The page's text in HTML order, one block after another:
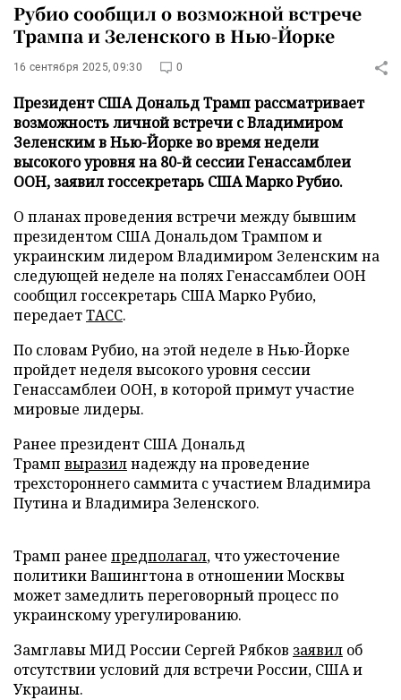
Рубио сообщил о возможной встрече
Трампа и Зеленского в Нью-Йорке
16 сентября 2025, 09:30 0
Президент США Дональд Трамп рассматривает
возможность личной встречи с Владимиром
Зеленским в Нью-Йорке во время недели
высокого уровня на 80-й сессии Генассамблеи
ООН, заявил госсекретарь США Марко Рубио.
О планах проведения встречи между бывшим
президентом США Дональдом Трампом и
украинским лидером Владимиром Зеленским на
следующей неделе на полях Генассамблеи ООН
сообщил госсекретарь США Марко Рубио,
передаетТАСС.
По словам Рубио, на этой неделе в Нью-Йорке
пройдет неделя высокого уровня сессии
Генассамблеи ООН, в которой примут участие
мировые лидеры.
Ранее президент США Дональд
Трамп выразилнадежду на проведение
трехстороннего саммита с участием Владимира
Путина и Владимира Зеленского.
Трамп ранее предполагал, что ужесточение
политики Вашингтона в отношении Москвы
может замедлить переговорный процесс по
украинскому урегулированию.
Замглавы МИД России Сергей Рябков заявил об
отсутствии условий для встречи России, США и
Украины.